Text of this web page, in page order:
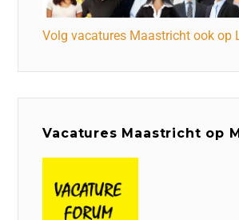
Volg vacatures Maastricht ook op
Vacatures Maastricht op